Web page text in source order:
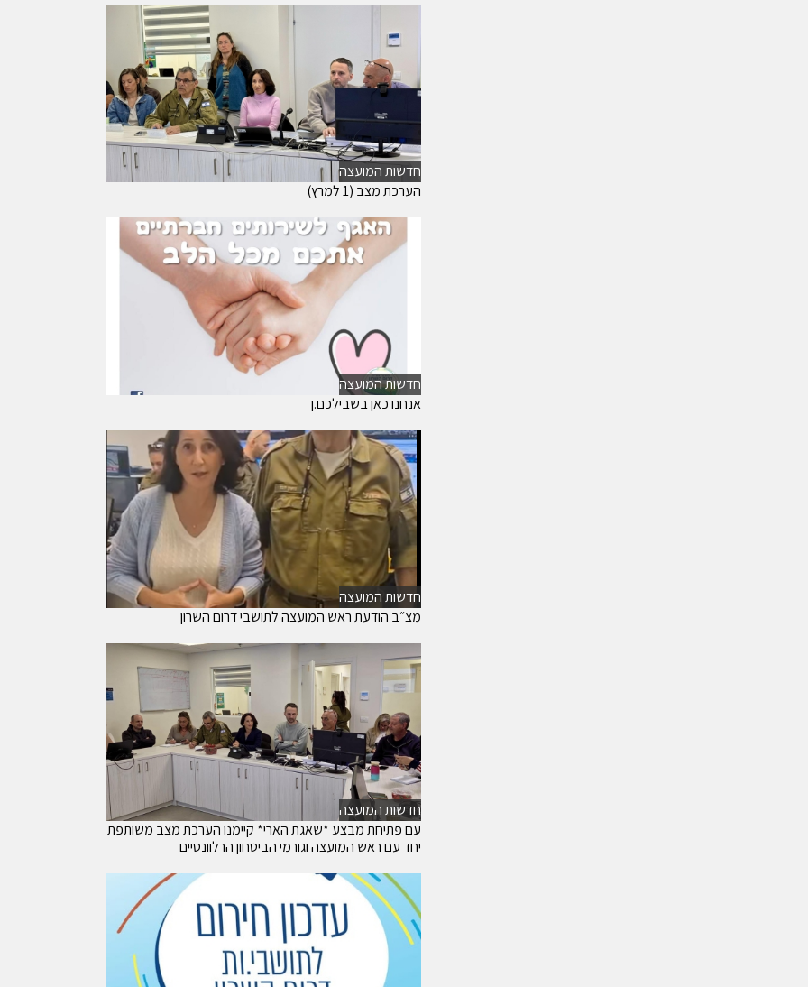
חדשות המועצה
הערכת מצב (1 למרץ)
חדשות המועצה
אנחנו כאן בשבילכם.ן
חדשות המועצה
מצ״ב הודעת ראש המועצה לתושבי דרום השרון
חדשות המועצה
עם פתיחת מבצע *שאגת הארי* קיימנו הערכת מצב משותפת
יחד עם ראש המועצה וגורמי הביטחון הרלוונטיים